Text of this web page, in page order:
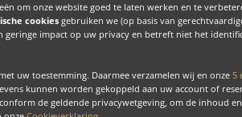
om onze website goed te laten werken en te
cookiesgebruiken we (op basis van
geringe impact op uw privacy en betreft niet het
uw toestemming. Daarmee verzamelen wij en onze 5
kunnen worden gekoppeld aan uw account of
de geldende privacywetgeving, om de inhoud